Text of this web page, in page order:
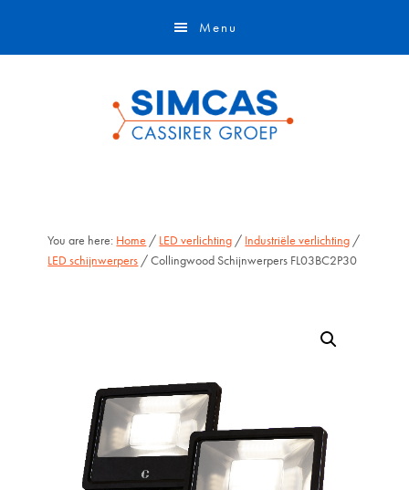
Menu
You are here: Home / LED verlichting / Industriële verlichting /
LED schijnwerpers / Collingwood Schijnwerpers FL03BC2P30